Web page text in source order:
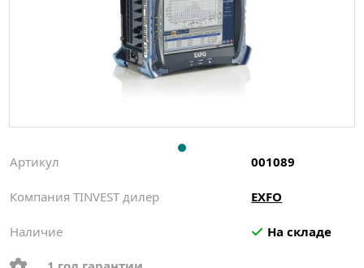
Артикул 001089
Компания TINVEST дилер EXFO
Наличие На складе